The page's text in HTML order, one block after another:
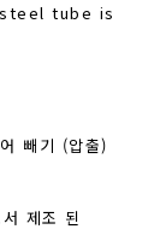
tube is
빼기 (압출)
제조 된